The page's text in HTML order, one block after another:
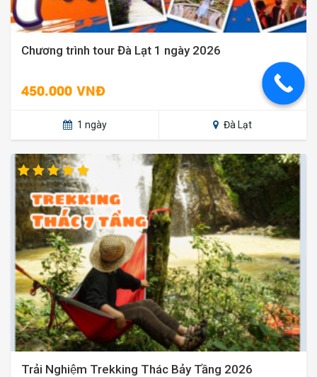
Chương trình tour Đà Lạt 1 ngày 2026
450.000 VNĐ
1 ngày Đà Lạt
Trải Nghiệm Trekking Thác Bảy Tầng 2026